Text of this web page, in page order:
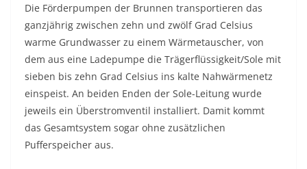
Die Förderpumpen der Brunnen transportieren das
ganzjährig zwischen zehn und zwölf Grad Celsius
warme Grundwasser zu einem Wärmetauscher, von
dem aus eine Ladepumpe die Trägerflüssigkeit/Sole mit
sieben bis zehn Grad Celsius ins kalte Nahwärmenetz
einspeist. An beiden Enden der Sole-Leitung wurde
jeweils ein Überstromventil installiert. Damit kommt
das Gesamtsystem sogar ohne zusätzlichen
Pufferspeicher aus.